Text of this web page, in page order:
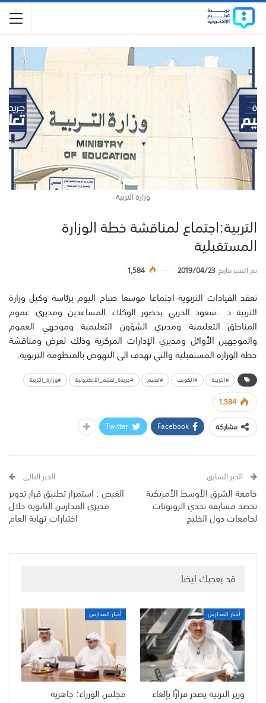
وزارة التربية
التربية:اجتماع لمناقشة خطة الوزارة
المستقبلية
تم النشر بتاريخ2019/04/23
1,584
تعقد القيادات التربوية اجتماعا موسعا صباح اليوم برئاسة وكيل وزارة
التربية د ..سعود الحربي بحضور الوكلاء المساعدين ومديري عموم
المناطق التعليمية ومديري الشؤون التعليمية وموجهي العموم
والموجهين الأوائل ومديري الإدارات المركزية وذلك لعرض ومناقشة
خطة الوزارة المستقبلية والتي تهدف الى النهوض بالمنظومة التربوية.
#التربية #الكويت #تعليم #جريدة_تعليم_الالكترونية #وزارة_التربية
1,584
مشاركة
Facebook
Twitter
الخبر السابق
جامعة الشرق الأوسط الأمريكية
تحصد مسابقة تحدي الروبوتات
لجامعات دول الخليج
الخبر التالي
الغيص : استمرار تطبيق قرار تدوير
مديري المدارس الثانوية خلال
اختبارات نهاية العام
قد يعجبك ايضا
أخبار المدارس
وزير التربية يصدر قرارًا بإلغاء
أخبار المدارس
مجلس الوزراء: جاهزية